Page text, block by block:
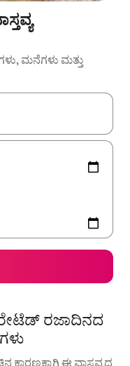
ಮನೆಗಳು ಮತ್ತು
ಬಾಣದ ಕೀಲಿಗಳೊಂದಿಗೆ
ರಜಾದಿನದ
ಕಾರಣಕ್ಕಾಗಿ ಈ ವಾಸ್ತವ್ಯದ